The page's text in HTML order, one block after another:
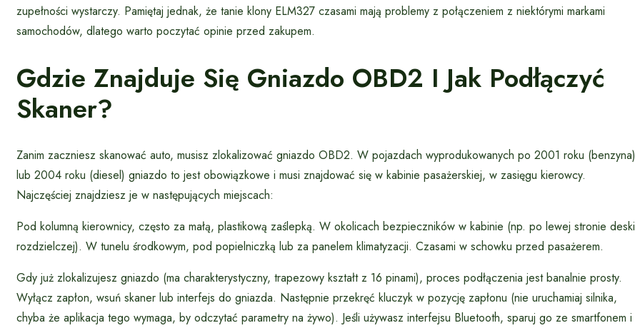
zupełności wystarczy. Pamiętaj jednak, że tanie klony ELM327 czasami mają problemy z połączeniem z niektórymi markami
samochodów, dlatego warto poczytać opinie przed zakupem.
Gdzie Znajduje Się Gniazdo OBD2 I Jak Podłączyć
Skaner?
Zanim zaczniesz skanować auto, musisz zlokalizować gniazdo OBD2. W pojazdach wyprodukowanych po 2001 roku (benzyna)
lub 2004 roku (diesel) gniazdo to jest obowiązkowe i musi znajdować się w kabinie pasażerskiej, w zasięgu kierowcy.
Najczęściej znajdziesz je w następujących miejscach:
Pod kolumną kierownicy, często za małą, plastikową zaślepką. W okolicach bezpieczników w kabinie (np. po lewej stronie deski
rozdzielczej). W tunelu środkowym, pod popielniczką lub za panelem klimatyzacji. Czasami w schowku przed pasażerem.
Gdy już zlokalizujesz gniazdo (ma charakterystyczny, trapezowy kształt z 16 pinami), proces podłączenia jest banalnie prosty.
Wyłącz zapłon, wsuń skaner lub interfejs do gniazda. Następnie przekręć kluczyk w pozycję zapłonu (nie uruchamiaj silnika,
chyba że aplikacja tego wymaga, by odczytać parametry na żywo). Jeśli używasz interfejsu Bluetooth, sparuj go ze smartfonem i